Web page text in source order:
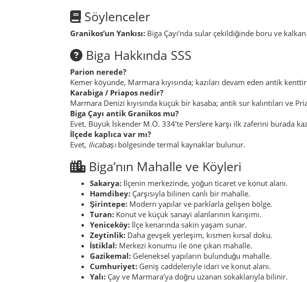
Söylenceler
Granikos’un Yankısı: Biga Çayı’nda sular çekildiğinde boru ve
Biga Hakkında SSS
Parion nerede?
Kemer köyünde, Marmara kıyısında; kazıları devam eden antik
Karabiga / Priapos nedir?
Marmara Denizi kıyısında küçük bir kasaba; antik sur kalıntıları ve
Biga Çayı antik Granikos mu?
Evet. Büyük İskender M.Ö. 334’te Perslere karşı ilk zaferini burada
İlçede kaplıca var mı?
Evet, Ilıcabaşıbölgesinde termal kaynaklar bulunur.
Biga’nın Mahalle ve Köyleri
Sakarya: İlçenin merkezinde, yoğun ticaret ve konut alanı.
Hamdibey: Çarşısıyla bilinen canlı bir mahalle.
Şirintepe: Modern yapılar ve parklarla gelişen bölge.
Turan: Konut ve küçük sanayi alanlarının karışımı.
Yeniceköy: İlçe kenarında sakin yaşam sunar.
Zeytinlik: Daha gevşek yerleşim, kısmen kırsal doku.
İstiklal: Merkezi konumu ile öne çıkan mahalle.
Gazikemal: Geleneksel yapıların bulunduğu mahalle.
Cumhuriyet: Geniş caddeleriyle idari ve konut alanı.
Yalı: Çay ve Marmara’ya doğru uzanan sokaklarıyla bilinir.